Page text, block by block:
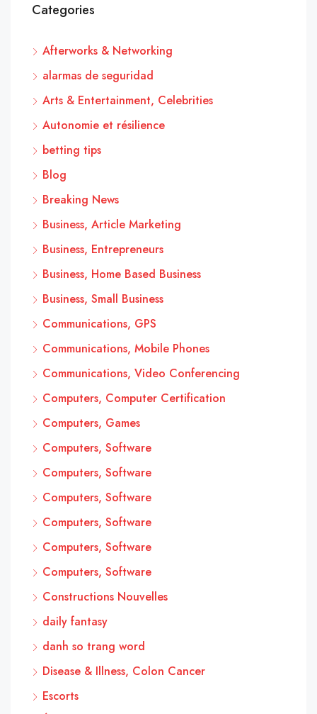
Categories
Afterworks & Networking
alarmas de seguridad
Arts & Entertainment, Celebrities
Autonomie et résilience
betting tips
Blog
Breaking News
Business, Article Marketing
Business, Entrepreneurs
Business, Home Based Business
Business, Small Business
Communications, GPS
Communications, Mobile Phones
Communications, Video Conferencing
Computers, Computer Certification
Computers, Games
Computers, Software
Computers, Software
Computers, Software
Computers, Software
Computers, Software
Computers, Software
Constructions Nouvelles
daily fantasy
danh so trang word
Disease & Illness, Colon Cancer
Escorts